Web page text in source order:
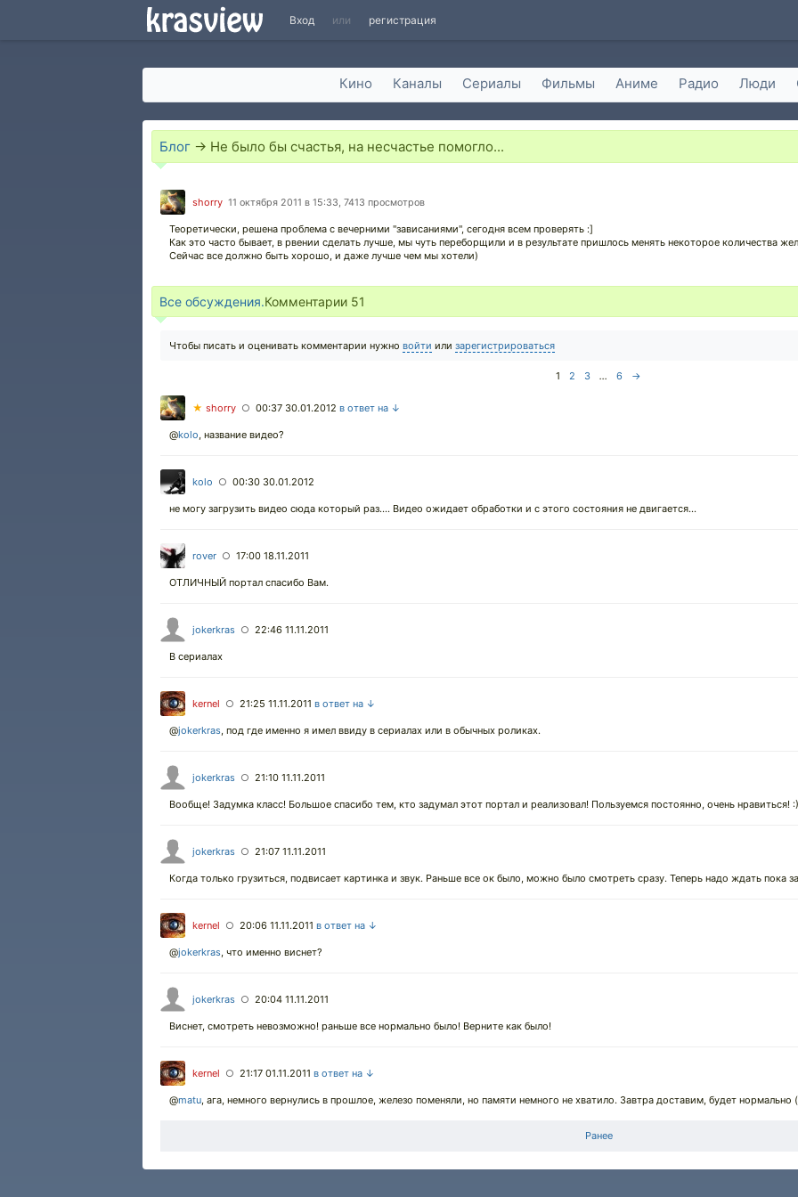
Вход или регистрация
Кино Каналы Сериалы Фильмы Аниме Радио Люди
Блог → Не было бы счастья, на несчастье помогло...
shorry 11 октября 2011 в 15:33, 7413 просмотров
Теоретически, решена проблема с вечерними "зависаниями", сегодня всем проверять :]
Как это часто бывает, в рвении сделать лучше, мы чуть переборщили и в результате пришлось менять некоторое количества
Сейчас все должно быть хорошо, и даже лучше чем мы хотели)
Все обсуждения.Комментарии 51
Чтобы писать и оценивать комментарии нужно войти или зарегистрироваться
1 2 3 ... 6 →
★ shorry ○ 00:37 30.01.2012 в ответ на ↓
@kolo, название видео?
kolo ○ 00:30 30.01.2012
не могу загрузить видео сюда который раз.... Видео ожидает обработки и с этого состояния не двигается...
rover ○ 17:00 18.11.2011
ОТЛИЧНЫЙ портал спасибо Вам.
jokerkras ○ 22:46 11.11.2011
В сериалах
kernel ○ 21:25 11.11.2011 в ответ на ↓
@jokerkras, под где именно я имел ввиду в сериалах или в обычных роликах.
jokerkras ○ 21:10 11.11.2011
Вообще! Задумка класс! Большое спасибо тем, кто задумал этот портал и реализовал! Пользуемся постоянно, очень нравиться! :)
jokerkras ○ 21:07 11.11.2011
Когда только грузиться, подвисает картинка и звук. Раньше все ок было, можно было смотреть сразу. Теперь надо ждать пока
kernel ○ 20:06 11.11.2011 в ответ на ↓
@jokerkras, что именно виснет?
jokerkras ○ 20:04 11.11.2011
Виснет, смотреть невозможно! раньше все нормально было! Верните как было!
kernel ○ 21:17 01.11.2011 в ответ на ↓
@matu, ага, немного вернулись в прошлое, железо поменяли, но памяти немного не хватило. Завтра доставим, будет нормально
Ранее